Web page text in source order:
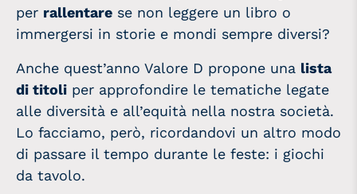
per rallentare se non leggere un libro o
immergersi in storie e mondi sempre diversi?
Anche quest’anno Valore D propone una lista
di titoli per approfondire le tematiche legate
alle diversità e all’equità nella nostra società.
Lo facciamo, però, ricordandovi un altro modo
di passare il tempo durante le feste: i giochi
da tavolo.